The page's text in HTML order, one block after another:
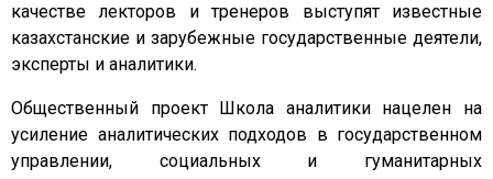
качестве лекторов и тренеров выступят известные
казахстанские и зарубежные государственные деятели,
эксперты и аналитики.
Общественный проект Школа аналитики нацелен на
усиление аналитических подходов в государственном
управлении, социальных и гуманитарных